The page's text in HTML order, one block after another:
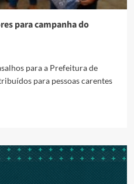
para campanha do
para a Prefeitura de
para pessoas carentes